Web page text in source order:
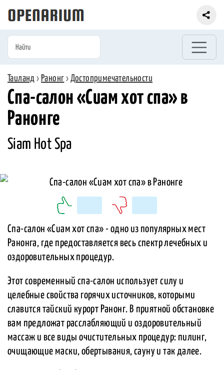
Таиланд › Ранонг › Достопримечательности
Спа-салон «Сиам хот спа» в
Ранонге
Siam Hot Spa
Спа-салон «Сиам хот спа» - одно из популярных мест
Ранонга, где предоставляется весь спектр лечебных и
оздоровительных процедур.
Этот современный спа-салон использует силу и
целебные свойства горячих источников, которыми
славится тайский курорт Ранонг. В приятной обстановке
вам предложат расслабляющий и оздоровительный
массаж и все виды очистительных процедур: пилинг,
очищающие маски, обертывания, сауну и так далее.